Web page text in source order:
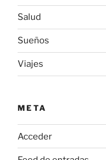
Salud
Sueños
Viajes
META
Acceder